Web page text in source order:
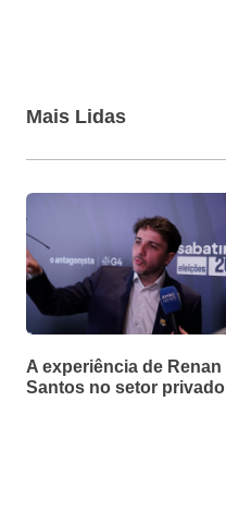
Mais Lidas
A experiência de Renan
Santos no setor privado